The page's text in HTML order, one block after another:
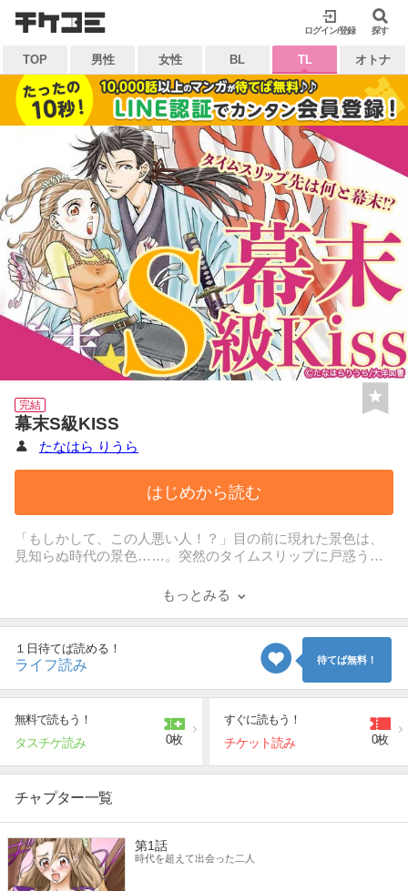
ログイン/登録 探す
TOP 男性 女性 BL TL オトナ
完結
幕末S級KISS
たなはら りうら
はじめから読む
「もしかして、この人悪い人！？」目の前に現れた景色は、
見知らぬ時代の景色……。突然のタイムスリップに戸惑う美
（はじめ）だった！ そう、ココは幕末時代！！ 凛々しくて優
しくてイケメンな斎藤だったが……突然、藁の上で組敷か
れ、抵抗出来ない美知留に覆い被さってきて！！ しかしそん
な斎藤にどこか影を感じつつも、次第に惹かれはじめる美知
留。時代を超えた先の見えない恋……。そして、待ち受けて
いたせつない結末……。ほか、スピンオフ作品『幕末S級KIS
S 花や燃ゆる』も同時収録。
もっとみる
１日待てば読める！
ライフ読み 待てば無料！
無料で読もう！
タスチケ読み 0枚
すぐに読もう！
チケット読み 0枚
チャプター一覧
第1話
時代を超えて出会った二人
検索
閉じる
キーワードから探す
各一覧から探す
ジャンル タグ
作家 作品
雑誌 出版社
マイ本棚から探す
最近読んだ作品 お気に入り